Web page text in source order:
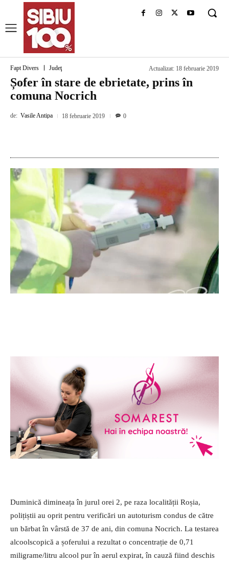
Fapt Divers Judeţ Actualizat: 18 februarie 2019
Șofer în stare de ebrietate, prins în
comuna Nocrich
de: Vasile Antipa 18 februarie 2019 0
Duminică dimineața în jurul orei 2, pe raza localității Roșia,
polițiștii au oprit pentru verificări un autoturism condus de către
un bărbat în vârstă de 37 de ani, din comuna Nocrich. La testarea
alcoolscopică a șoferului a rezultat o concentrație de 0,71
miligrame/litru alcool pur în aerul expirat, în cauză fiind deschis